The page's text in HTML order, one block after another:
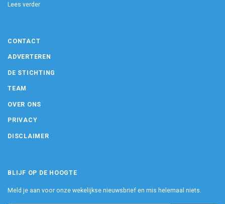
Lees verder
CONTACT
ADVERTEREN
DE STICHTING
TEAM
OVER ONS
PRIVACY
DISCLAIMER
BLIJF OP DE HOOGTE
Meld je aan voor onze wekelijkse nieuwsbrief en mis helemaal niets.